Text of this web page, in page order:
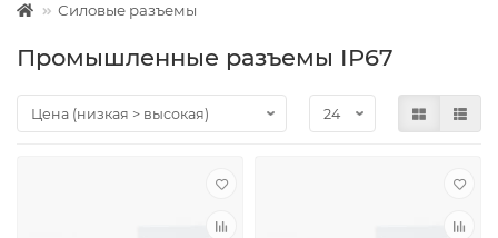
Силовые разъемы
Промышленные разъемы IP67